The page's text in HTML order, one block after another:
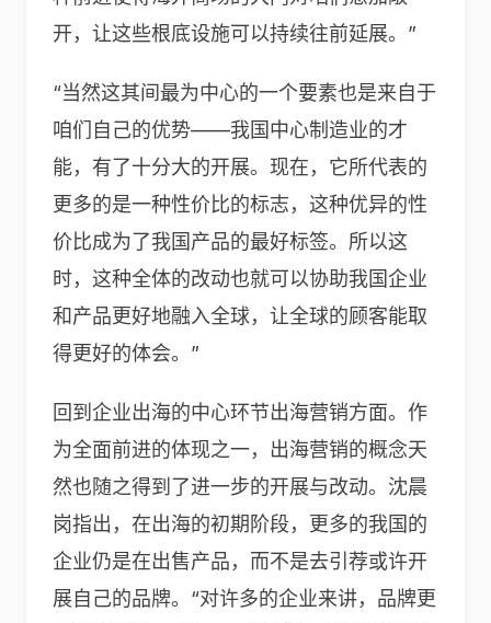
开，让这些根底设施可以持续往前延展。”
“当然这其间最为中心的一个要素也是来自于
咱们自己的优势——我国中心制造业的才
能，有了十分大的开展。现在，它所代表的
更多的是一种性价比的标志，这种优异的性
价比成为了我国产品的最好标签。所以这
时，这种全体的改动也就可以协助我国企业
和产品更好地融入全球，让全球的顾客能取
得更好的体会。”
回到企业出海的中心环节出海营销方面。作
为全面前进的体现之一，出海营销的概念天
然也随之得到了进一步的开展与改动。沈晨
岗指出，在出海的初期阶段，更多的我国的
企业仍是在出售产品，而不是去引荐或许开
展自己的品牌。“对许多的企业来讲，品牌更